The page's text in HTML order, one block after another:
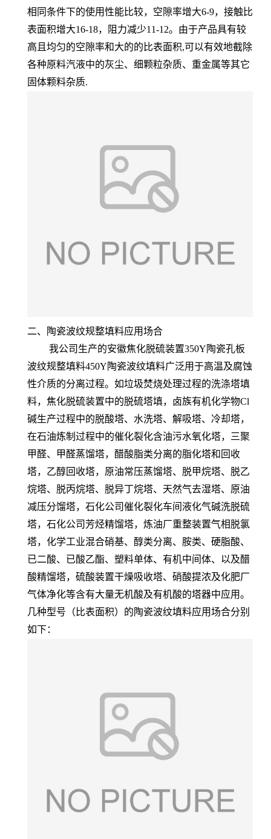
相同条件下的使用性能比较，空隙率增大6-9，接触比
表面积增大16-18，阻力减少11-12。由于产品具有较
高且均匀的空隙率和大的的比表面积,可以有效地截除
各种原料汽液中的灰尘、细颗粒杂质、重金属等其它
固体颗料杂质.
二、陶瓷波纹规整填料应用场合
我公司生产的安徽焦化脱硫装置350Y陶瓷孔板
波纹规整填料450Y陶瓷波纹填料广泛用于高温及腐蚀
性介质的分离过程。如垃圾焚烧处理过程的洗涤塔填
料，焦化脱硫装置中的脱硫塔填，卤族有机化学物Cl
碱生产过程中的脱酸塔、水洗塔、解吸塔、冷却塔，
在石油炼制过程中的催化裂化含油污水氧化塔，三聚
甲醛、甲醛蒸馏塔，醋酸脂类分离的脂化塔和回收
塔，乙醇回收塔，原油常压蒸馏塔、脱甲烷塔、脱乙
烷塔、脱丙烷塔、脱异丁烷塔、天然气去湿塔、原油
减压分馏塔，石化公司催化裂化车间液化气碱洗脱硫
塔，石化公司芳烃精馏塔，炼油厂重整装置气相脱氯
塔，化学工业混合硝基、醇类分离、胺类、硬脂酸、
已二酸、已酸乙酯、塑料单体、有机中间体、以及醋
酸精馏塔，硫酸装置干燥吸收塔、硝酸提浓及化肥厂
气体净化等含有大量无机酸及有机酸的塔器中应用。
几种型号（比表面积）的陶瓷波纹填料应用场合分别
如下：